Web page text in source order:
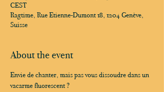
CEST
Ragtime, Rue Etienne-Dumont 18, 1204 Genève,
Suisse
About the event
Envie de chanter, mais pas vous dissoudre dans un
vacarme fluorescent ?